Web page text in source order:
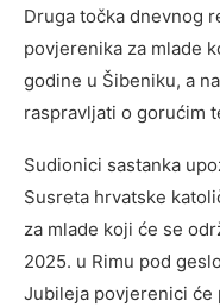
Druga točka dnevnog
povjerenika za mlade
godine u Šibeniku, a
raspravljati o gorućim
Sudionici sastanka
Susreta hrvatske
za mlade koji će se
2025. u Rimu pod
Jubileja povjerenici će